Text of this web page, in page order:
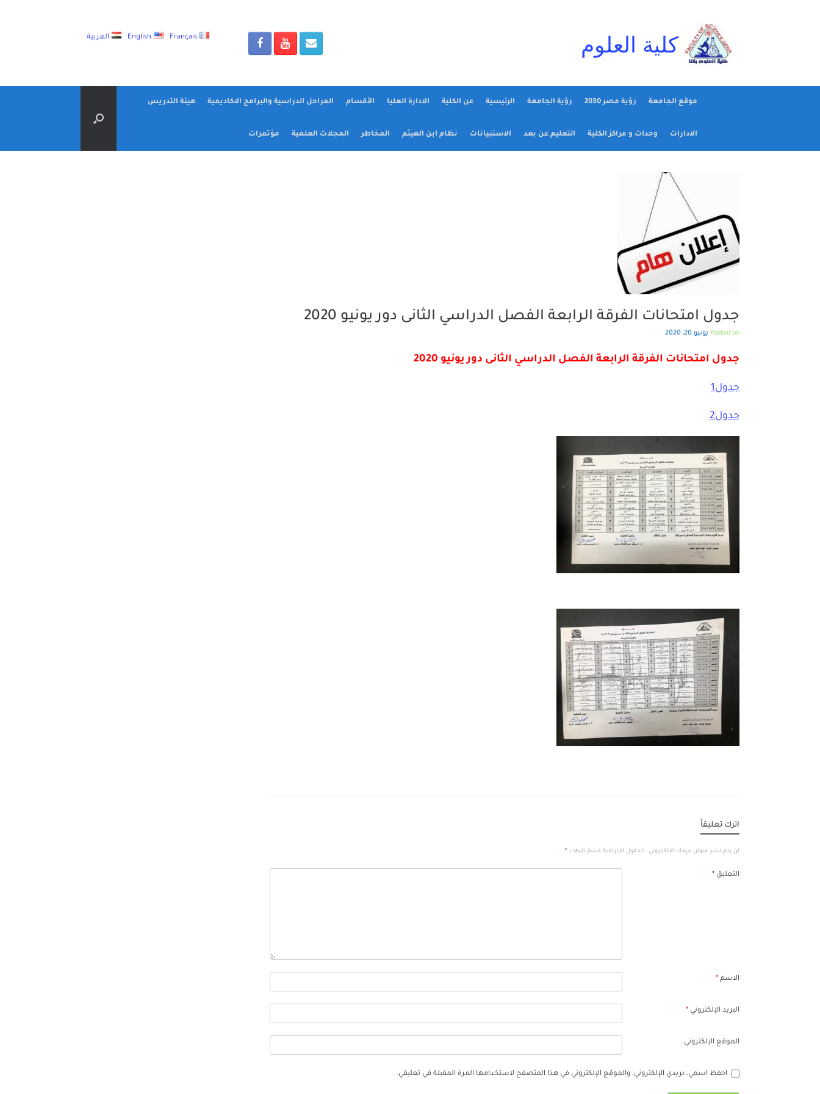
كلية العلوم العربية English Français
موقع الجامعة رؤية مصر 2030 رؤية الجامعة الرئيسية عن الكلية الادارة العليا الأقسام المراحل الدراسية والبرامج الاكاديمية هيئة التدريس
الادارات وحدات و مراكز الكلية التعليم عن بعد الاستبيانات نظام ابن الهيثم المخاطر المجلات العلمية مؤتمرات
جدول امتحانات الفرقة الرابعة الفصل الدراسي الثانى دور يونيو 2020
Posted on يونيو 20, 2020
جدول امتحانات الفرقة الرابعة الفصل الدراسي الثانى دور يونيو 2020
جدول1
حدول2
اترك تعليقاً
لن يتم نشر عنوان بريدك الإلكتروني. الحقول الإلزامية مشار إليها بـ *
التعليق *
الاسم *
البريد الإلكتروني *
الموقع الإلكتروني
احفظ اسمي، بريدي الإلكتروني، والموقع الإلكتروني في هذا المتصفح لاستخدامها المرة المقبلة في تعليقي.